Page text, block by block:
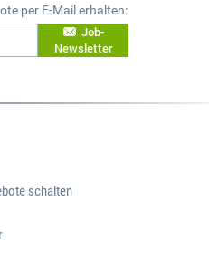
per E-Mail erhalten:
Job-
Newsletter
schalten